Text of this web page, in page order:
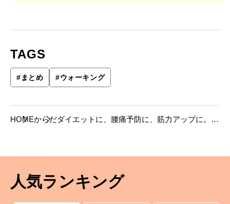
TAGS
# まとめ #ウォーキング
HOMEからだダイエットに、腰痛予防に、筋力アップに。体
人気ランキング